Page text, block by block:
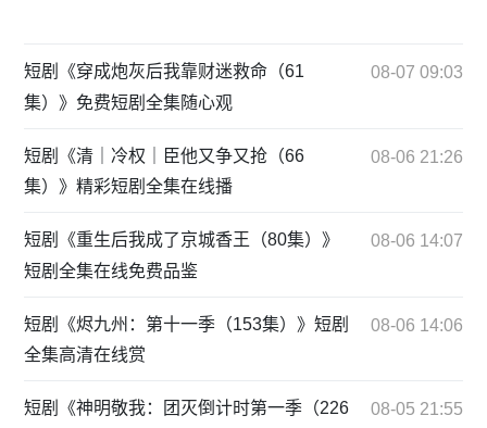
短剧《穿成炮灰后我靠财迷救命（61
集）》免费短剧全集随心观
08-07 09:03
短剧《清｜冷权｜臣他又争又抢（66
集）》精彩短剧全集在线播
08-06 21:26
短剧《重生后我成了京城香王（80集）》
短剧全集在线免费品鉴
08-06 14:07
短剧《烬九州：第十一季（153集）》短剧
全集高清在线赏
08-06 14:06
短剧《神明敬我：团灭倒计时第一季（226
08-05 21:55